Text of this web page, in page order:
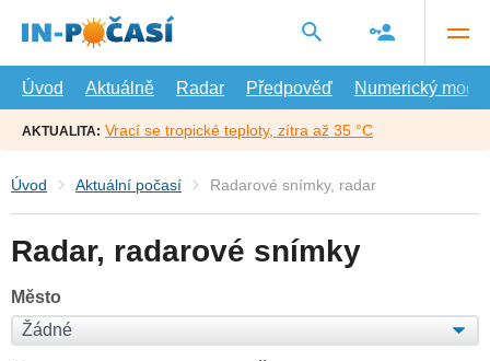
hlavní
Úvod
Aktuálně Radar Předpověď Numerický model
AKTUALITA: Vrací se tropické teploty, zítra až 35 °C
Úvod Aktuální počasí Radarové snímky, radar
Radar, radarové snímky
Město